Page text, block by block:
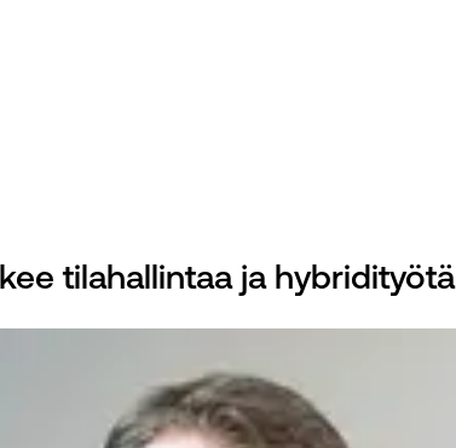
tilahallintaa ja hybridityötä